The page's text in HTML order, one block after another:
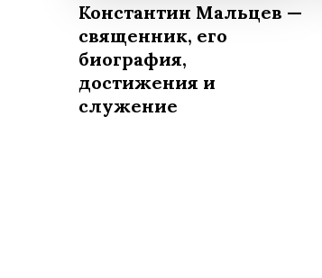
Константин Мальцев —
священник, его
биография,
достижения и
служение